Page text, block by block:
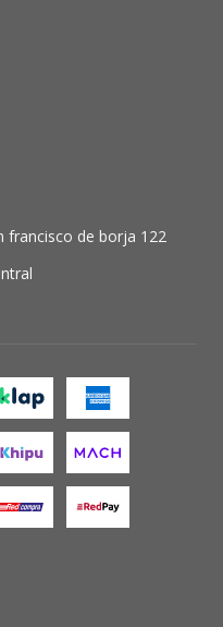
francisco de borja 122